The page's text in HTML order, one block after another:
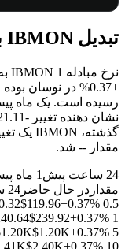
تبدیل IBMON به USD جدول نرخ ارز
نرخ مبادله 1 IBMON به USD در 24 ساعت گذشته به میزان
+0.37%
نشان دهنده تغییر -21.11%
گذشته، IBMON یک تغییر
مقدار -- شد.
24 ساعت پیش 1 ماه پیش
مقدار در حال حاضر 24 ساعت پیش
0.5 IBMON
$119.96+0.37%
1 IBMON
$239.92+0.37%
5 IBMON
$1.20K+0.37%